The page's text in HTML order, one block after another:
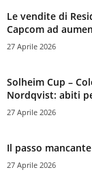
Le vendite di
Capcom ad
27 Aprile 2026
Solheim Cup –
Nordqvist: abiti
27 Aprile 2026
Il passo
27 Aprile 2026